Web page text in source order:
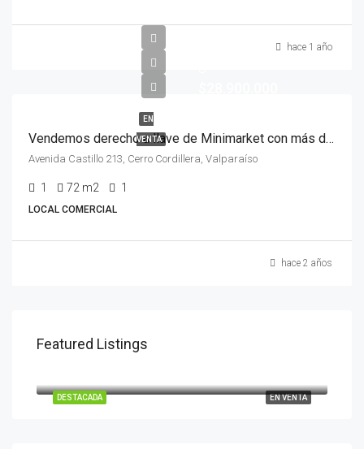
hace 1 año
EN
VENTA Vendemos derecho a llave de Minimarket con más de 20 años, Cerro Cordillera Valparaíso
Avenida Castillo 213, Cerro Cordillera, Valparaíso
1 72 m2 1
LOCAL COMERCIAL
hace 2 años
Featured Listings
EN VENTA
DESTACADA